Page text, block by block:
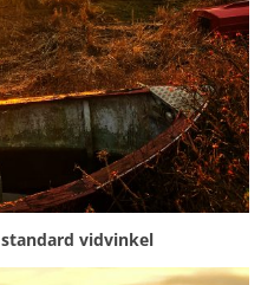
standard vidvinkel